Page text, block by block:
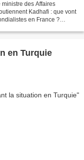
ministre des Affaires
Kadhafi : que vont
en France ?
en Turquie